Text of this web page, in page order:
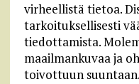
virheellistä tietoa.
tarkoituksellisesti
tiedottamista.
maailmankuvaa ja
toivottuun suuntaan.